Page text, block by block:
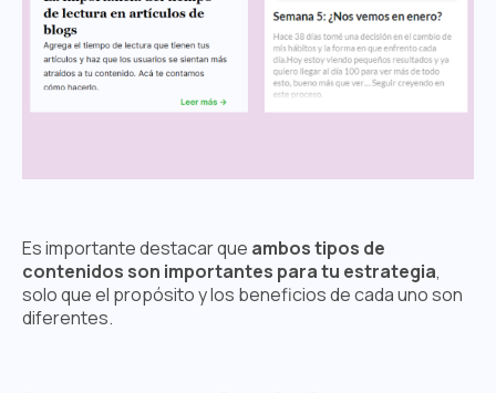
Es importante destacar que ambos tipos de
contenidos son importantes para tu estrategia,
solo que el propósito y los beneficios de cada uno son
diferentes.